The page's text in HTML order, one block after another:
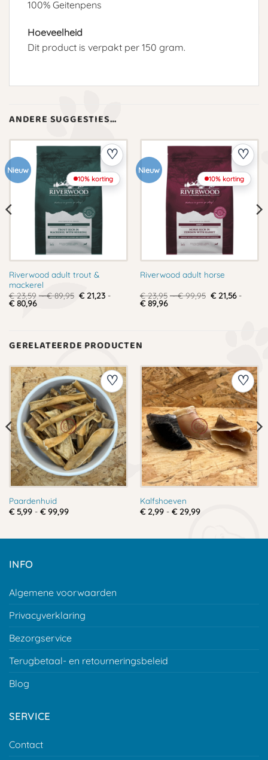
100% Geitenpens
Hoeveelheid
Dit product is verpakt per 150 gram.
ANDERE SUGGESTIES…
Nieuw
10% korting
Riverwood adult trout &
mackerel
€23,59 - €89,95 Prijsklasse:
€ 23,59
€21,23 -
€80,96Prijsklasse:
Nieuw
10% korting
Riverwood adult horse
€23,95 - €99,95 Prijsklasse:
€ 23,95
€21,56 -
€89,96Prijsklasse:
GERELATEERDE PRODUCTEN
Paardenhuid
€5,99 - €99,99Prijsklasse:
Kalfshoeven
€2,99 - €29,99Prijsklasse:
INFO
Algemene voorwaarden
Privacyverklaring
Bezorgservice
Terugbetaal- en retourneringsbeleid
Blog
SERVICE
Contact